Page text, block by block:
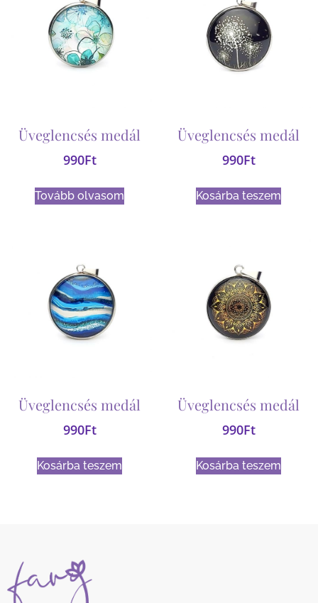
Üveglencsés medál
990Ft
Tovább olvasom
Üveglencsés medál
990Ft
Kosárba teszem
Üveglencsés medál
990Ft
Kosárba teszem
Üveglencsés medál
990Ft
Kosárba teszem